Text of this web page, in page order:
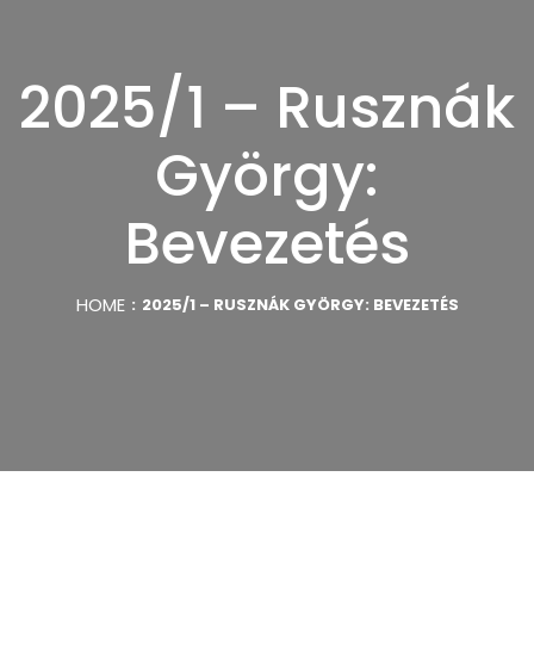
2025/1 – Rusznák
György:
Bevezetés
HOME 2025/1 – RUSZNÁK GYÖRGY: BEVEZETÉS